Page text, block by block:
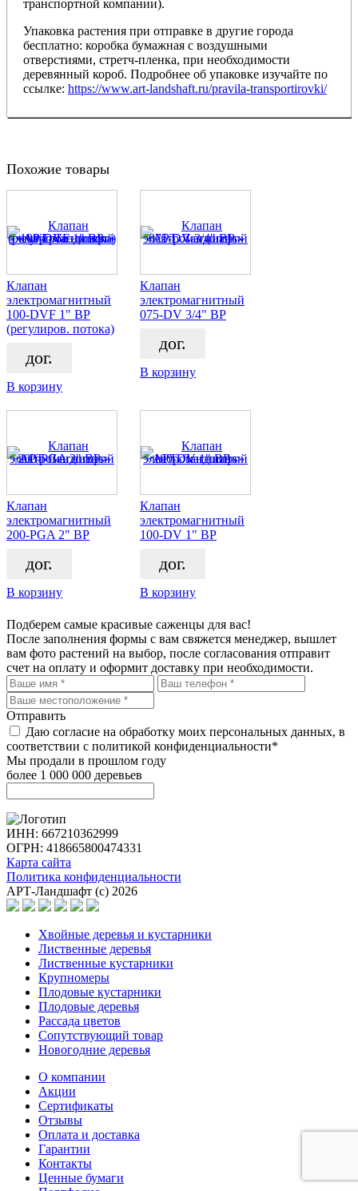
транспортной компании).
Упаковка растения при отправке в другие города
бесплатно: коробка бумажная с воздушными
отверстиями, стретч-пленка, при необходимости
деревянный короб. Подробнее об упаковке изучайте по
ссылке: https://www.art-landshaft.ru/pravila-transportirovki/
Похожие товары
Клапан
электромагнитный
100-DVF 1" BP
(регулиров. потока)
дог.
В корзину
Клапан
электромагнитный
075-DV 3/4" ВР
дог.
В корзину
Клапан
электромагнитный
200-PGA 2" BP
дог.
В корзину
Клапан
электромагнитный
100-DV 1" ВР
дог.
В корзину
Подберем самые красивые саженцы для вас!
После заполнения формы с вам свяжется менеджер, вышлет
вам фото растений на выбор, после согласования отправит
счет на оплату и оформит доставку при необходимости.
Отправить
Даю согласие на обработку моих персональных данных, в
соответствии с политикой конфиденциальности*
Мы продали в прошлом году
более 1 000 000 деревьев
ИНН: 667210362999
ОГРН: 418665800474331
Карта сайта
Политика конфиденциальности
АРТ-Ландшафт (с) 2026
Хвойные деревья и кустарники
Лиственные деревья
Лиственные кустарники
Крупномеры
Плодовые кустарники
Плодовые деревья
Рассада цветов
Сопутствующий товар
Новогодние деревья
О компании
Акции
Сертификаты
Отзывы
Оплата и доставка
Гарантии
Контакты
Ценные бумаги